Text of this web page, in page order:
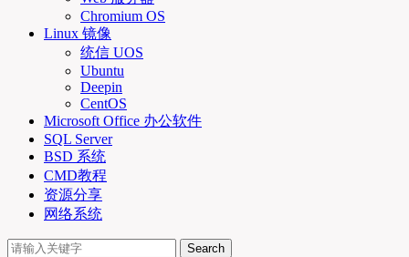
Chromium OS
Linux 镜像
统信 UOS
Ubuntu
Deepin
CentOS
Microsoft Office 办公软件
SQL Server
BSD 系统
CMD教程
资源分享
网络系统
Search